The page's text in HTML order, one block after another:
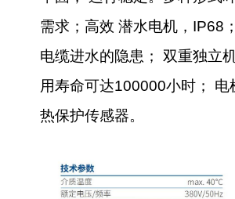
需求；高效 潜水电机，IP68
电缆进水的隐患； 双重独立
用寿命可达100000小时；
热保护传感器。